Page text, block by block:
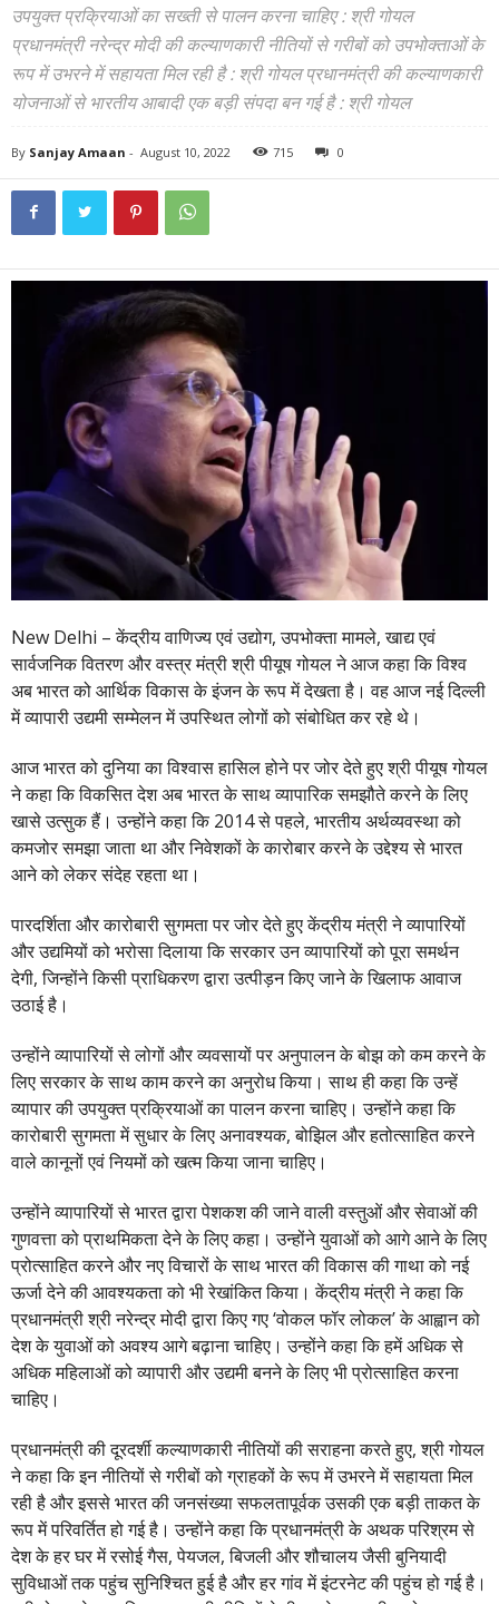
उपयुक्त प्रक्रियाओं का सख्ती से पालन करना चाहिए : श्री गोयल
प्रधानमंत्री नरेन्‍द्र मोदी की कल्याणकारी नीतियों से गरीबों को उपभोक्ताओं के
रूप में उभरने में सहायता मिल रही है : श्री गोयल प्रधानमंत्री की कल्याणकारी
योजनाओं से भारतीय आबादी एक बड़ी संपदा बन गई है : श्री गोयल
By Sanjay Amaan - August 10, 2022 715 0
New Delhi – केंद्रीय वाणिज्य एवं उद्योग, उपभोक्ता मामले, खाद्य एवं
सार्वजनिक वितरण और वस्त्र मंत्री श्री पीयूष गोयल ने आज कहा कि विश्व
अब भारत को आर्थिक विकास के इंजन के रूप में देखता है। वह आज नई दिल्ली
में व्यापारी उद्यमी सम्मेलन में उपस्थित लोगों को संबोधित कर रहे थे।
आज भारत को दुनिया का विश्वास हासिल होने पर जोर देते हुए श्री पीयूष गोयल
ने कहा कि विकसित देश अब भारत के साथ व्यापारिक समझौते करने के लिए
खासे उत्सुक हैं। उन्होंने कहा कि 2014 से पहले, भारतीय अर्थव्यवस्था को
कमजोर समझा जाता था और निवेशकों के कारोबार करने के उद्देश्य से भारत
आने को लेकर संदेह रहता था।
पारदर्शिता और कारोबारी सुगमता पर जोर देते हुए केंद्रीय मंत्री ने व्यापारियों
और उद्यमियों को भरोसा दिलाया कि सरकार उन व्यापारियों को पूरा समर्थन
देगी, जिन्होंने किसी प्राधिकरण द्वारा उत्पीड़न किए जाने के खिलाफ आवाज
उठाई है।
उन्होंने व्यापारियों से लोगों और व्यवसायों पर अनुपालन के बोझ को कम करने के
लिए सरकार के साथ काम करने का अनुरोध किया। साथ ही कहा कि उन्हें
व्यापार की उपयुक्त प्रक्रियाओं का पालन करना चाहिए। उन्होंने कहा कि
कारोबारी सुगमता में सुधार के लिए अनावश्यक, बोझिल और हतोत्साहित करने
वाले कानूनों एवं नियमों को खत्म किया जाना चाहिए।
उन्होंने व्यापारियों से भारत द्वारा पेशकश की जाने वाली वस्तुओं और सेवाओं की
गुणवत्ता को प्राथमिकता देने के लिए कहा। उन्होंने युवाओं को आगे आने के लिए
प्रोत्साहित करने और नए विचारों के साथ भारत की विकास की गाथा को नई
ऊर्जा देने की आवश्यकता को भी रेखांकित किया। केंद्रीय मंत्री ने कहा कि
प्रधानमंत्री श्री नरेन्‍द्र मोदी द्वारा किए गए ‘वोकल फॉर लोकल’ के आह्वान को
देश के युवाओं को अवश्य आगे बढ़ाना चाहिए। उन्होंने कहा कि हमें अधिक से
अधिक महिलाओं को व्यापारी और उद्यमी बनने के लिए भी प्रोत्साहित करना
चाहिए।
प्रधानमंत्री की दूरदर्शी कल्याणकारी नीतियों की सराहना करते हुए, श्री गोयल
ने कहा कि इन नीतियों से गरीबों को ग्राहकों के रूप में उभरने में सहायता मिल
रही है और इससे भारत की जनसंख्या सफलतापूर्वक उसकी एक बड़ी ताकत के
रूप में परिवर्तित हो गई है। उन्होंने कहा कि प्रधानमंत्री के अथक परिश्रम से
देश के हर घर में रसोई गैस, पेयजल, बिजली और शौचालय जैसी बुनियादी
सुविधाओं तक पहुंच सुनिश्चित हुई है और हर गांव में इंटरनेट की पहुंच हो गई है।